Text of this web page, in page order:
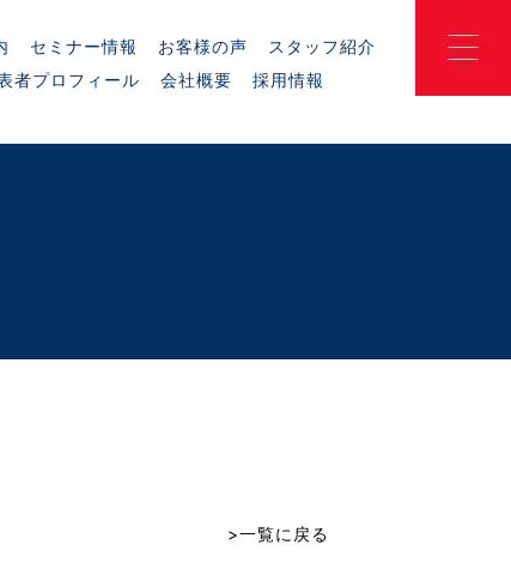
セミナー情報 お客様の声
スタッフ紹介
者プロフィール
会社概要 採用情報
>一覧に戻る